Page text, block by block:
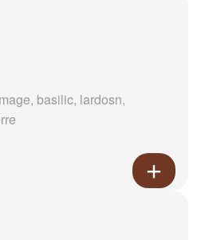
basilic, lardosn,